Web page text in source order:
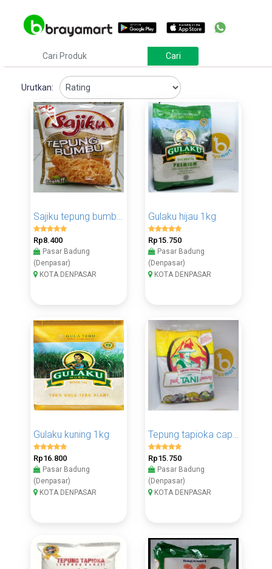
Urutkan:
Sajiku tepung bumbu serbaguna 220gr
Rp8.400
Pasar Badung
(Denpasar)
KOTA DENPASAR
Gulaku hijau 1kg
Rp15.750
Pasar Badung
(Denpasar)
KOTA DENPASAR
Gulaku kuning 1kg
Rp16.800
Pasar Badung
(Denpasar)
KOTA DENPASAR
Tepung tapioka cap pak tani 1kg
Rp15.750
Pasar Badung
(Denpasar)
KOTA DENPASAR